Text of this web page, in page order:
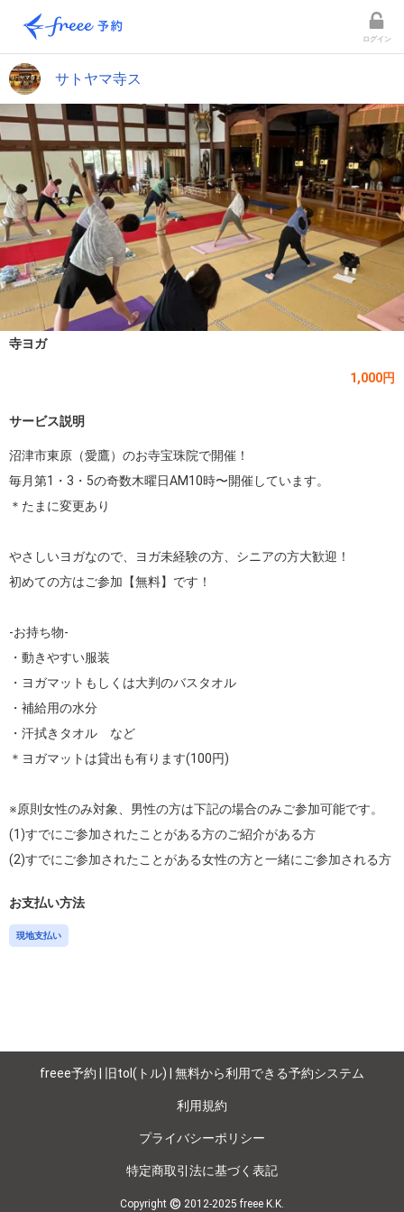
ログイン
サトヤマ寺ス
寺ヨガ
1,000円
サービス説明
沼津市東原（愛鷹）のお寺宝珠院で開催！
毎月第1・3・5の奇数木曜日AM10時〜開催しています。
＊たまに変更あり
やさしいヨガなので、ヨガ未経験の方、シニアの方大歓迎！
初めての方はご参加【無料】です！
-お持ち物-
・動きやすい服装
・ヨガマットもしくは大判のバスタオル
・補給用の水分
・汗拭きタオル　など
＊ヨガマットは貸出も有ります(100円)
※原則女性のみ対象、男性の方は下記の場合のみご参加可能です。
(1)すでにご参加されたことがある方のご紹介がある方
(2)すでにご参加されたことがある女性の方と一緒にご参加される方
お支払い方法
現地支払い
freee予約 | 旧tol(トル) | 無料から利用できる予約システム
利用規約
プライバシーポリシー
特定商取引法に基づく表記
Copyright © 2012-2025 freee K.K.